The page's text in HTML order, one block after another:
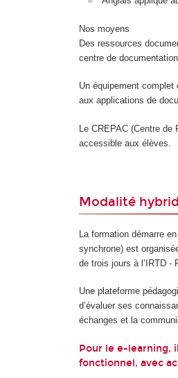
Nos moyens
Des ressources
centre de
Un équipement
aux applications de
Le CREPAC (Centre
accessible aux élèves.
Modalité
La formation démarre
synchrone) est
de trois jours à l’IRTD -
Une plateforme
d’évaluer ses
échanges et la
Pour le e-learning,
fonctionnel, avec